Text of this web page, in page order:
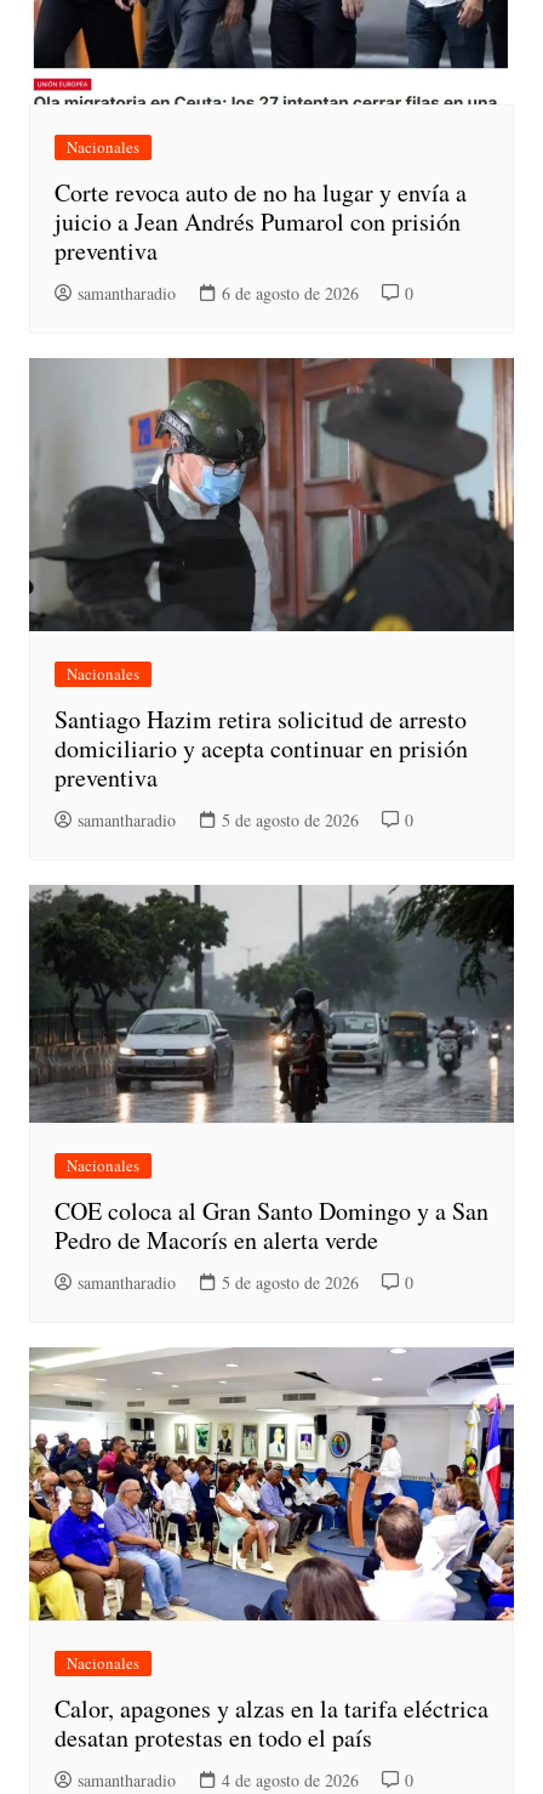
Nacionales
Corte revoca auto de no ha lugar y envía a
juicio a Jean Andrés Pumarol con prisión
preventiva
samantharadio 6 de agosto de 2026 0
Nacionales
Santiago Hazim retira solicitud de arresto
domiciliario y acepta continuar en prisión
preventiva
samantharadio 5 de agosto de 2026 0
Nacionales
COE coloca al Gran Santo Domingo y a San
Pedro de Macorís en alerta verde
samantharadio 5 de agosto de 2026 0
Nacionales
Calor, apagones y alzas en la tarifa eléctrica
desatan protestas en todo el país
samantharadio 4 de agosto de 2026 0